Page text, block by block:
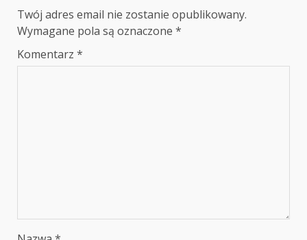
Twój adres email nie zostanie opublikowany.
Wymagane pola są oznaczone *
Komentarz *